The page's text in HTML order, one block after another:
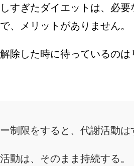
すぎたダイエットは、必
、メリットがありません。
除した時に待っているのは
制限をすると、代謝活動は
動は、そのまま持続する。